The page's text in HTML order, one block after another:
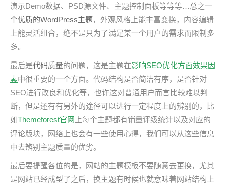
演示Demo数据、PSD源文件、主题控制面板等等等…总之一
个优质的WordPress主题，外观风格上能丰富变换，内容编辑
上能灵活组合，绝不是只为了满足某一个用户的需求而限制多
多。
最后是代码质量的问题，这是主题在影响SEO优化方面效果因
素中很重要的一个方面。代码结构是否简洁有序，是否针对
SEO进行改良和优化等，也许这对普通用户而言比较难以判
断，但是还有有另外的途径可以进行一定程度上的辨别的，比
如Themeforest官网 上每个主题都有销量评级统计以及对应的
评论版块，网络上也会有一些使用心得，我们可以从这些信息
中去辨别主题质量的优劣。
最后要提醒各位的是，网站的主题模板不要随意去更换，尤其
是网站已经成型了之后，换主题有时候也就意味着网站结构上